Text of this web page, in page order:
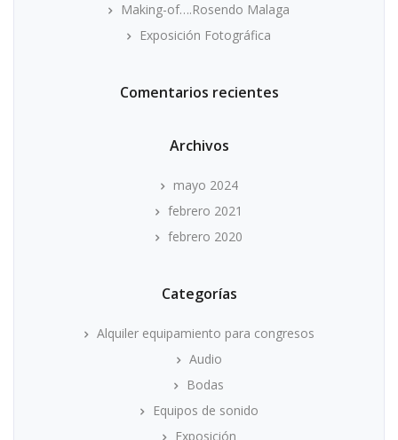
Making-of….Rosendo Malaga
Exposición Fotográfica
Comentarios recientes
Archivos
mayo 2024
febrero 2021
febrero 2020
Categorías
Alquiler equipamiento para congresos
Audio
Bodas
Equipos de sonido
Exposición